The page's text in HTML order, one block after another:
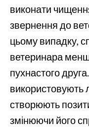
виконати
звернення до
цьому випадку,
ветеринара
пухнастого
використовують
створюють
змінюючи його